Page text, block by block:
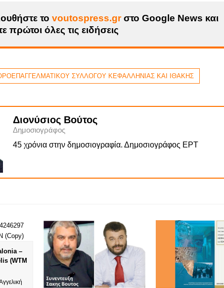
τοvoutospress.grστο Google News και
πρώτοι όλες τις ειδήσεις
ΣΥΛΛΟΓΟΥ ΚΕΦΑΛΛΗΝΙΑΣ ΚΑΙ ΙΘΑΚΗΣ
Διονύσιος Βούτος
Δημοσιογράφος
45 χρόνια στην δημοσιογραφία. Δημοσιογράφος ΕΡΤ
–
(WTM